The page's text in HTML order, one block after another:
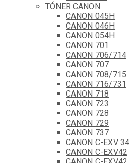
TÓNER CANON
CANON 045H
CANON 046H
CANON 054H
CANON 701
CANON 706/714
CANON 707
CANON 708/715
CANON 716/731
CANON 718
CANON 723
CANON 728
CANON 729
CANON 737
CANON C-EXV 34
CANON C-EXV42